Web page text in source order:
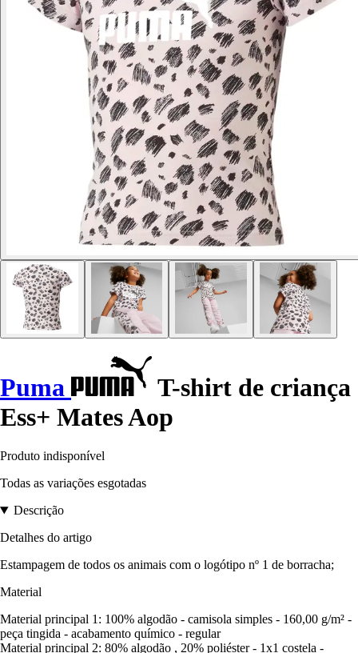
Puma
T-shirt de criança
Ess+ Mates Aop
Produto indisponível
Todas as variações esgotadas
Descrição
Detalhes do artigo
Estampagem de todos os animais com o logótipo nº 1 de borracha;
Material
Material principal 1: 100% algodão - camisola simples - 160,00 g/m² -
peça tingida - acabamento químico - regular
Material principal 2: 80% algodão , 20% poliéster - 1x1 costela -